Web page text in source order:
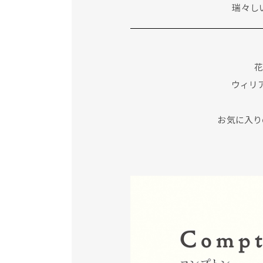
瑞々し
ウィリ
お気に入